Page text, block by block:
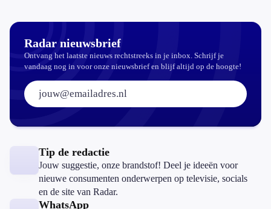
Radar nieuwsbrief
Ontvang het laatste nieuws rechtstreeks in je inbox. Schrijf je
vandaag nog in voor onze nieuwsbrief en blijf altijd op de hoogte!
E-mailadres:
Tip de redactie
Jouw suggestie, onze brandstof! Deel je ideeën voor
nieuwe consumenten onderwerpen op televisie, socials
en de site van Radar.
WhatsApp